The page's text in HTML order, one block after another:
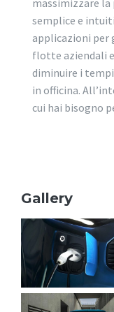
semplice e
applicazioni per
flotte aziendali
diminuire i
in officina.
cui hai bisogno
Gallery